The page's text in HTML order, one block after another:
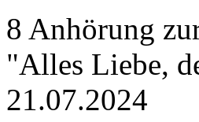
8 Anhörung
"Alles Liebe,
21.07.2024